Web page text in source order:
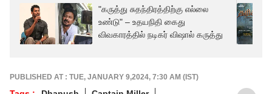
"கருத்து சுதந்திரத்திற்கு எல்லை
உண்டு" – உதயநிதி கைது
விவகாரத்தில் நடிகர் விஷால் கருத்து
PUBLISHED AT : TUE, JANUARY 9,2024, 7:30 AM (IST)